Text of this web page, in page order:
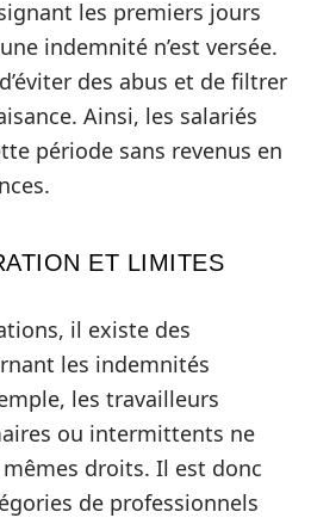
les premiers jours
indemnité n’est versée.
des abus et de filtrer
Ainsi, les salariés
période sans revenus en
ET LIMITES
il existe des
les indemnités
les travailleurs
ou intermittents ne
droits. Il est donc
de professionnels